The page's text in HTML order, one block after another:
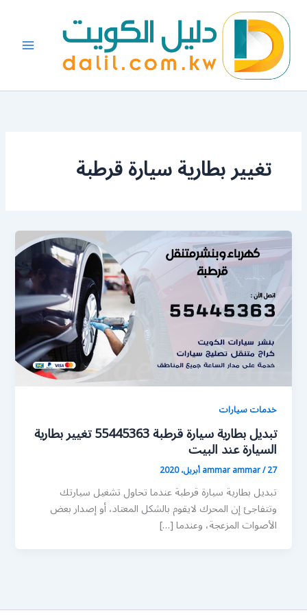
المحتوى
تغيير بطارية سيارة قرطبة
خدمات سيارات
تبديل بطارية سيارة قرطبة 55445363 تغيير بطارية
السيارة عند البيت
ammar ammar/27 أبريل، 2020
تبديل بطارية سيارة قرطبة عندما تحاول تشغيل سيارتك
وتتفاجئ إن المحرك لايقوم بالشكل المعتاد، أو إصدار بعض
الأصوات المزعجة، وعندما […]